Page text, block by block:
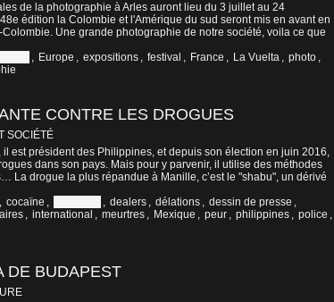
de la photographie à Arles auront lieu du 3 juillet au 24
édition la Colombie et l'Amérique du sud seront mis en avant en
Une grande photographie de notre société, voila ce que
, Europe , expositions , festival , France , La Vuelta , photo ,
CONTRE LES DROGUES
SOCIÉTÉ
il est président des Philippines, et depuis son élection en juin 2016,
dans son pays. Mais pour y parvenir, il utilise des méthodes
La drogue la plus répandue à Manille, c’est le "shabu", un dérivé
, cocaïne , , dealers , délations , dessin de presse ,
, international , meurtres , Mexique , peur , philippines , police ,
DE BUDAPEST